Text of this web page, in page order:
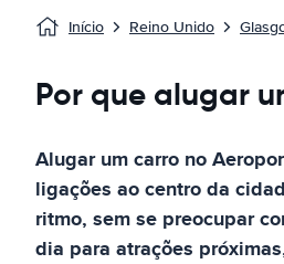
Início Reino Unido
Por que alugar
Alugar um carro no
ligações ao centro da
ritmo, sem se preocupar
dia para atrações